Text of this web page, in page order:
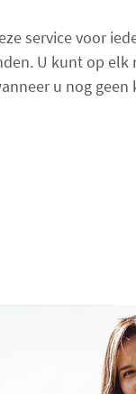
service voor
U kunt op
u nog